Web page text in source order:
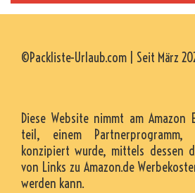
©Packliste-Urlaub.com | Seit März
Diese Website nimmt am Amazon
teil, einem
konzipiert wurde, mittels dessen
von Links zu Amazon.de
werden kann.